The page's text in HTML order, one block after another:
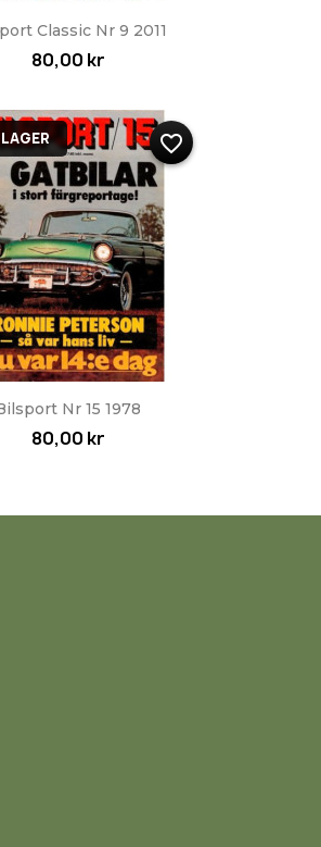
Snabbvy
Classic Nr 9 2011
80,00 kr
Snabbvy
Nr 15 1978
80,00 kr
favorite_border